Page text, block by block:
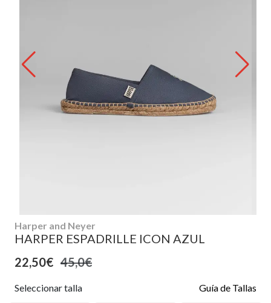
Harper and Neyer
HARPER ESPADRILLE ICON AZUL
22,50€ 45,0€
Seleccionar talla Guía de Tallas